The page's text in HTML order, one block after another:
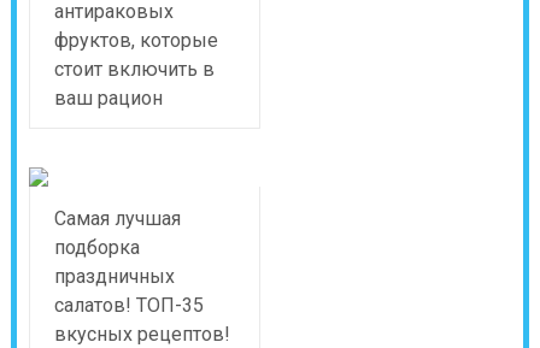
антираковых
фруктов, которые
стоит включить в
ваш рацион
Самая лучшая
подборка
праздничных
салатов! ТОП-35
вкусных рецептов!